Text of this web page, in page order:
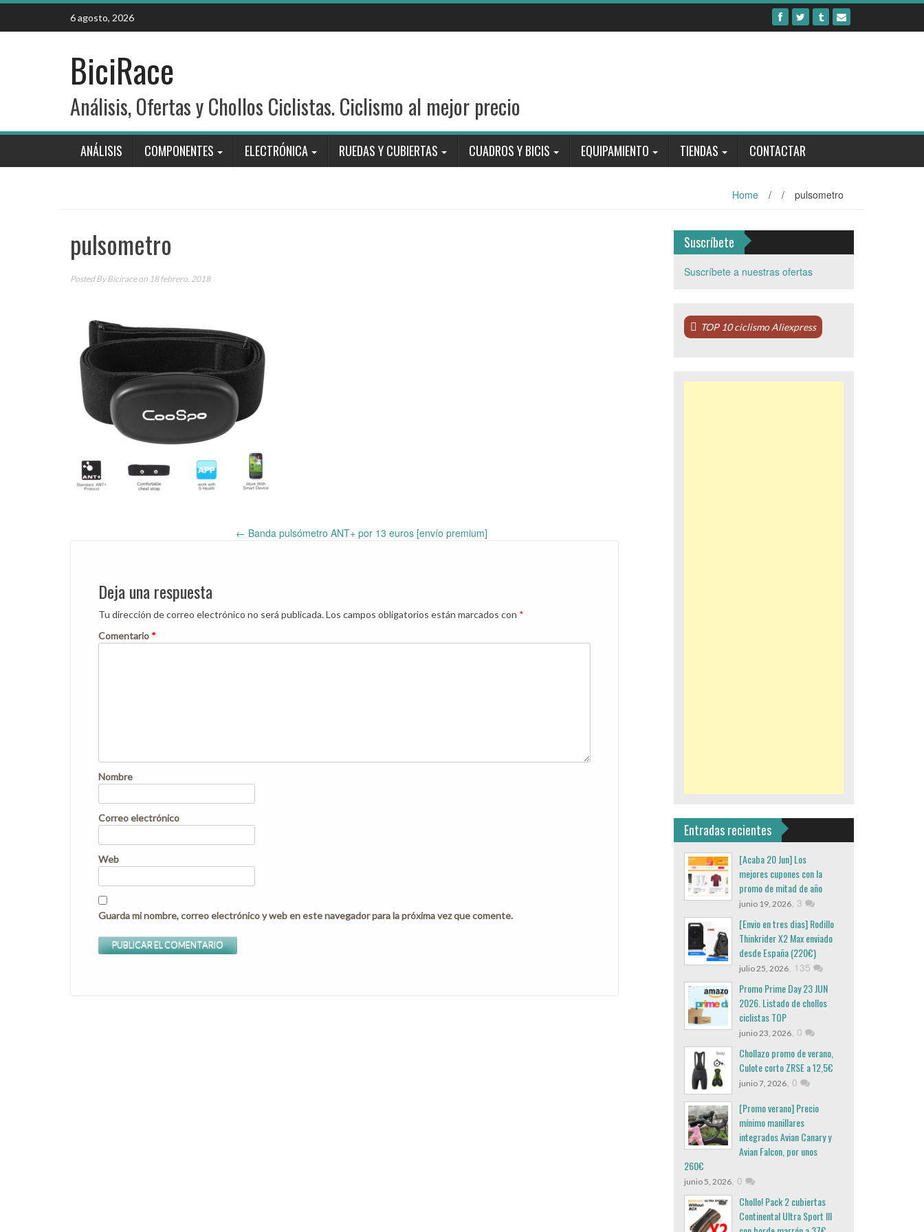
Skip
content
6 agosto, 2026
BiciRace
Análisis, Ofertas y Chollos Ciclistas. Ciclismo al mejor precio
ANÁLISIS COMPONENTES ELECTRÓNICA RUEDAS Y CUBIERTAS CUADROS Y BICIS EQUIPAMIENTO TIENDAS CONTACTAR
Home / / pulsometro
pulsometro
Posted ByBiciraceon 18 febrero, 2018
Post
navigation
← Banda pulsómetro ANT+ por 13 euros [envío premium]
Deja una respuesta
Tu dirección de correo electrónico no será publicada.Los campos obligatorios están marcados con *
Comentario *
Nombre
Correo electrónico
Web
Guarda mi nombre, correo electrónico y web en este navegador para la próxima vez que comente.
Suscríbete
Suscríbete a nuestras ofertas
TOP 10 ciclismo Aliexpress
Entradas recientes
[Acaba 20 Jun] Los
mejores cupones con la
promo de mitad de año
junio 19, 2026, 3
[Envio en tres dias] Rodillo
Thinkrider X2 Max enviado
desde España (220€)
julio 25, 2026, 135
Promo Prime Day 23 JUN
2026. Listado de chollos
ciclistas TOP
junio 23, 2026, 0
Chollazo promo de verano,
Culote corto ZRSE a 12,5€
junio 7, 2026, 0
[Promo verano] Precio
mínimo manillares
integrados Avian Canary y
Avian Falcon, por unos
260€
junio 5, 2026, 0
Chollo! Pack 2 cubiertas
Continental Ultra Sport III